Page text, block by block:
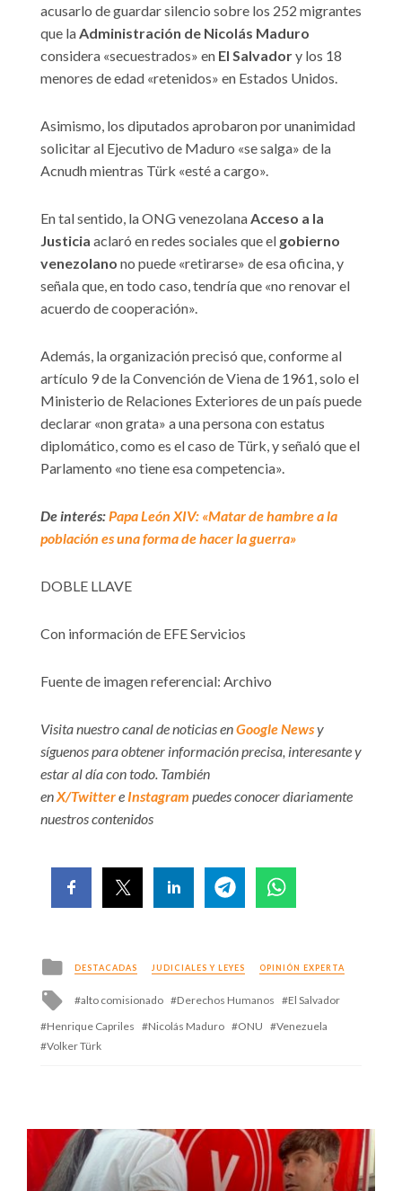
acusarlo de guardar silencio sobre los 252 migrantes
que la Administración de Nicolás Maduro
considera «secuestrados» en El Salvadory los 18
menores de edad «retenidos» en Estados Unidos.
Asimismo, los diputados aprobaron por unanimidad
solicitar al Ejecutivo de Maduro «se salga» de la
Acnudh mientras Türk «esté a cargo».
En tal sentido, la ONG venezolana Acceso a la
Justicia aclaró en redes sociales que el gobierno
venezolano no puede «retirarse» de esa oficina, y
señala que, en todo caso, tendría que «no renovar el
acuerdo de cooperación».
Además, la organización precisó que, conforme al
artículo 9 de la Convención de Viena de 1961, solo el
Ministerio de Relaciones Exteriores de un país puede
declarar «non grata» a una persona con estatus
diplomático, como es el caso de Türk, y señaló que el
Parlamento «no tiene esa competencia».
De interés: Papa León XIV: «Matar de hambre a la
población es una forma de hacer la guerra»
DOBLE LLAVE
Con información de EFE Servicios
Fuente de imagen referencial: Archivo
Visita nuestro canal de noticias enGoogle Newsy
síguenos para obtener información precisa, interesante y
estar al día con todo. También
en X/Twittere Instagram puedes conocer diariamente
nuestros contenidos
Posted
in
DESTACADAS JUDICIALES Y LEYES OPINIÓN EXPERTA
Tagged
with
alto comisionado Derechos Humanos
El Salvador
Henrique Capriles
Nicolás Maduro ONU
Venezuela
Volker Türk